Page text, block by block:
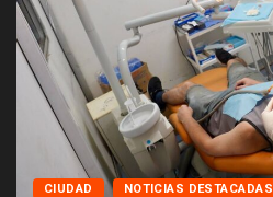
CIUDAD NOTICIAS DESTACADAS